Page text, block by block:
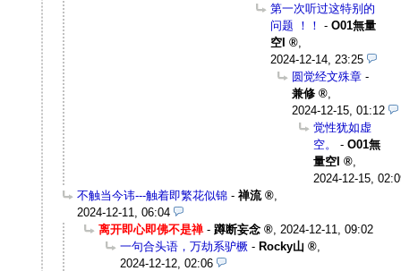
第一次听过这特别的
问题 ！！ - O01無量
空I
2024-12-14, 23:25
圆觉经文殊章 -
兼修
2024-12-15, 01:12
觉性犹如虚
空。
- O01無
量空I
2024-12-15,
不触当今讳---触着即繁花似锦 - 禅流
2024-12-11, 06:04
离开即心即佛不是禅- 蹲断妄念
2024-12-11, 09:02
一句合头语，万劫系驴橛 - Rocky山
2024-12-12, 02:06